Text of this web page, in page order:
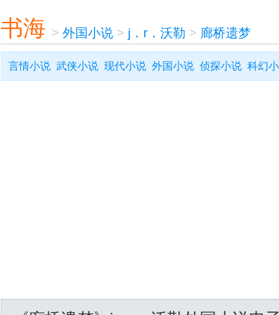
书海 > 外国小说> j．r．沃勒 > 廊桥遗梦
言情小说 武侠小说 现代小说 外国小说 侦探小说 科幻